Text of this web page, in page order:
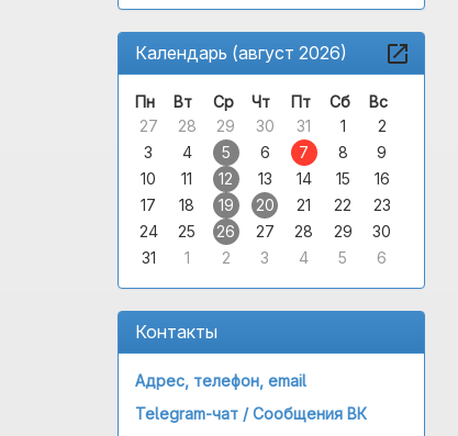
Календарь (август 2026)
Пн Вт Ср Чт Пт Сб
Вс
27
28 29 30 31 1
2
3
4 5 6 7 8
9
10
11 12 13 14 15
16
17
18 19 20 21 22
23
24
25 26 27 28 29
30
31
1 2 3 4 5 6
Контакты
Адрес, телефон, email
Telegram-чат /Сообщения ВК